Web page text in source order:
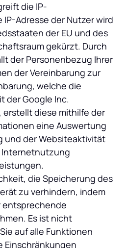
die IP-
IP-Adresse der Nutzer wird
der EU und des
gekürzt. Durch
der Personenbezug Ihrer
der Vereinbarung zur
welche die
der Google Inc.
diese mithilfe der
eine Auswertung
und der Websiteaktivität
Internetnutzung
die Speicherung des
zu verhindern, indem
entsprechende
Es ist nicht
auf alle Funktionen
Einschränkungen